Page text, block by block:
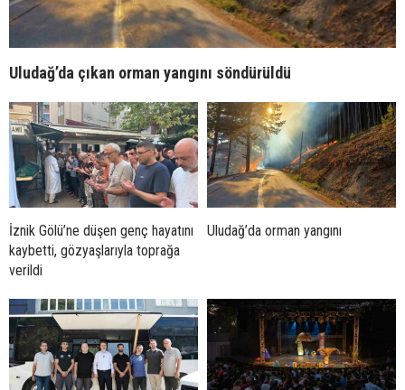
Uludağ’da çıkan orman yangını söndürüldü
İznik Gölü’ne düşen genç hayatını
kaybetti, gözyaşlarıyla toprağa
verildi
Uludağ’da orman yangını